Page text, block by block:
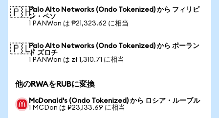
🇵🇭Palo Alto Networks (Ondo Tokenized) から フィリピ
ン・ペソ
1 PANWon は ₱21,323.62 に相当
🇵🇱Palo Alto Networks (Ondo Tokenized) から ポーラン
ド ズロチ
1 PANWon は zł 1,310.71 に相当
他のRWAをRUBに変換
McDonald's (Ondo Tokenized) から ロシア・ルーブル
1 MCDon は ₽23,133.69 に相当